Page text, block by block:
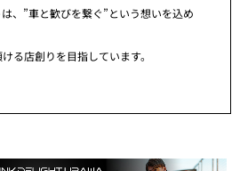
、”車と歓びを繋ぐ”という想いを込め
る店創りを目指しています。